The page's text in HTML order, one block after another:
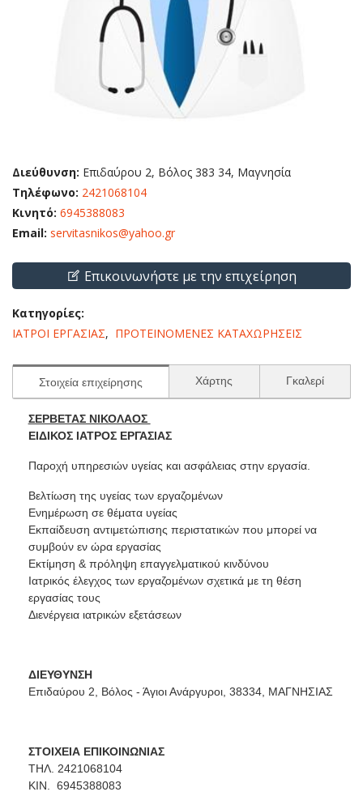
Διεύθυνση: Επιδαύρου 2, Βόλος 383 34, Μαγνησία
Τηλέφωνο: 2421068104
Κινητό: 6945388083
Email: servitasnikos@yahoo.gr
Επικοινωνήστε με την επιχείρηση
Κατηγορίες:
ΙΑΤΡΟΙ ΕΡΓΑΣΙΑΣ, ΠΡΟΤΕΙΝΟΜΕΝΕΣ ΚΑΤΑΧΩΡΗΣΕΙΣ
Στοιχεία επιχείρησης Χάρτης Γκαλερί
ΣΕΡΒΕΤΑΣ ΝΙΚΟΛΑΟΣ
ΕΙΔΙΚΟΣ ΙΑΤΡΟΣ ΕΡΓΑΣΙΑΣ
Παροχή υπηρεσιών υγείας και ασφάλειας στην εργασία.
Βελτίωση της υγείας των εργαζομένων
Ενημέρωση σε θέματα υγείας
Εκπαίδευση αντιμετώπισης περιστατικών που μπορεί να
συμβούν εν ώρα εργασίας
Εκτίμηση & πρόληψη επαγγελματικού κινδύνου
Ιατρικός έλεγχος των εργαζομένων σχετικά με τη θέση
εργασίας τους
Διενέργεια ιατρικών εξετάσεων
ΔΙΕΥΘΥΝΣΗ
Επιδαύρου 2, Βόλος - Άγιοι Ανάργυροι, 38334, ΜΑΓΝΗΣΙΑΣ
ΣΤΟΙΧΕΙΑ ΕΠΙΚΟΙΝΩΝΙΑΣ
ΤΗΛ. 2421068104
ΚΙΝ. 6945388083